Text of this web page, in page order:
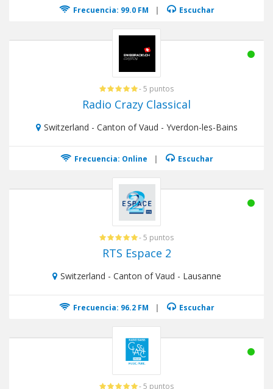
Frecuencia: 99.0 FM | Escuchar
- 5 puntos
Radio Crazy Classical
Switzerland - Canton of Vaud - Yverdon-les-Bains
Frecuencia: Online | Escuchar
- 5 puntos
RTS Espace 2
Switzerland - Canton of Vaud - Lausanne
Frecuencia: 96.2 FM | Escuchar
- 5 puntos